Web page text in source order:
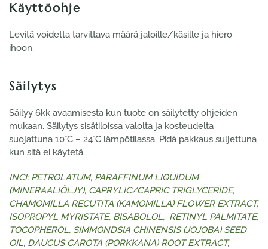
Käyttöohje
Levitä voidetta tarvittava määrä jaloille/käsille ja hiero
ihoon.
Säilytys
Säilyy 6kk avaamisesta kun tuote on säilytetty ohjeiden
mukaan. Säilytys sisätiloissa valolta ja kosteudelta
suojattuna 10°C – 24°C lämpötilassa. Pidä pakkaus suljettuna
kun sitä ei käytetä.
INCI: PETROLATUM, PARAFFINUM LIQUIDUM
(MINERAALIÖLJY), CAPRYLIC/CAPRIC TRIGLYCERIDE,
CHAMOMILLA RECUTITA (KAMOMILLA) FLOWER EXTRACT,
ISOPROPYL MYRISTATE, BISABOLOL, RETINYL PALMITATE,
TOCOPHEROL, SIMMONDSIA CHINENSIS (JOJOBA) SEED
OIL, DAUCUS CAROTA (PORKKANA) ROOT EXTRACT,